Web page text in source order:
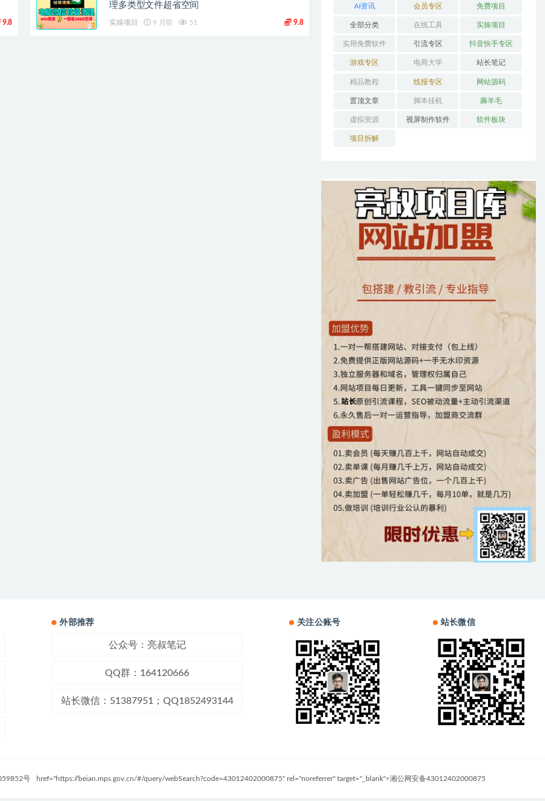
9.8
理多类型文件超省空间
实操项目 9 月前 51 9.8
AI资讯 会员专区 免费项目
全部分类 在线工具 实操项目
实用免费软件 引流专区 抖音快手专区
游戏专区 电商大学 站长笔记
精品教程 线报专区 网站源码
置顶文章 脚本挂机 薅羊毛
虚拟资源 视屏制作软件 软件板块
项目拆解
外部推荐
公众号：亮叔笔记
QQ群：164120666
站长微信：51387951；QQ1852493144
关注公账号 站长微信
号 href="https://beian.mps.gov.cn/#/query/webSearch?code=43012402000875" rel="noreferrer" target="_blank">湘公网安备43012402000875